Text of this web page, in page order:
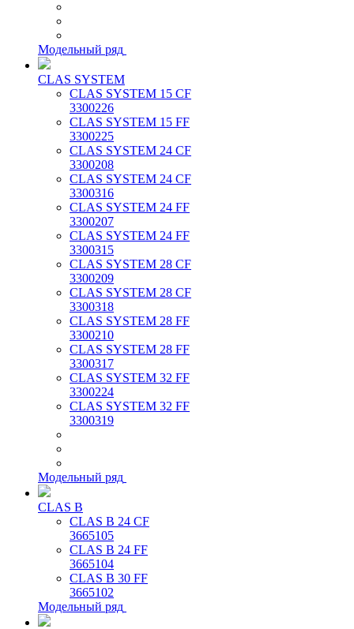
Модельный ряд
CLAS SYSTEM
CLAS SYSTEM 15 CF
3300226
CLAS SYSTEM 15 FF
3300225
CLAS SYSTEM 24 CF
3300208
CLAS SYSTEM 24 CF
3300316
CLAS SYSTEM 24 FF
3300207
CLAS SYSTEM 24 FF
3300315
CLAS SYSTEM 28 CF
3300209
CLAS SYSTEM 28 CF
3300318
CLAS SYSTEM 28 FF
3300210
CLAS SYSTEM 28 FF
3300317
CLAS SYSTEM 32 FF
3300224
CLAS SYSTEM 32 FF
3300319
Модельный ряд
CLAS B
CLAS B 24 CF
3665105
CLAS B 24 FF
3665104
CLAS B 30 FF
3665102
Модельный ряд